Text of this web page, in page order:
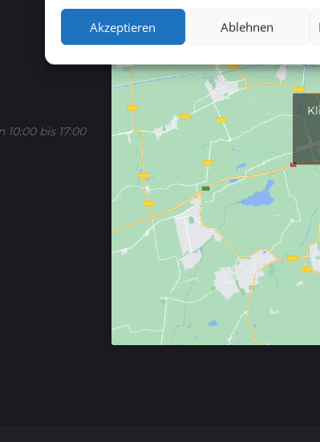
Akzeptieren Ablehnen
bis 17:00